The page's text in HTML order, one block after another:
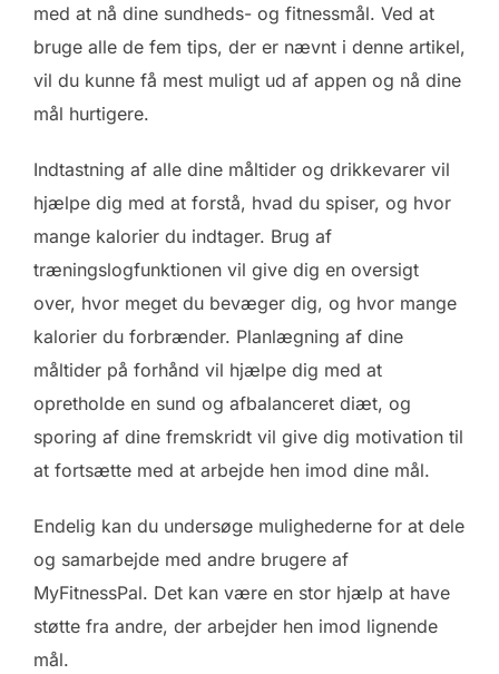
med at nå dine sundheds- og fitnessmål. Ved at
bruge alle de fem tips, der er nævnt i denne artikel,
vil du kunne få mest muligt ud af appen og nå dine
mål hurtigere.
Indtastning af alle dine måltider og drikkevarer vil
hjælpe dig med at forstå, hvad du spiser, og hvor
mange kalorier du indtager. Brug af
træningslogfunktionen vil give dig en oversigt
over, hvor meget du bevæger dig, og hvor mange
kalorier du forbrænder. Planlægning af dine
måltider på forhånd vil hjælpe dig med at
opretholde en sund og afbalanceret diæt, og
sporing af dine fremskridt vil give dig motivation til
at fortsætte med at arbejde hen imod dine mål.
Endelig kan du undersøge mulighederne for at dele
og samarbejde med andre brugere af
MyFitnessPal. Det kan være en stor hjælp at have
støtte fra andre, der arbejder hen imod lignende
mål.